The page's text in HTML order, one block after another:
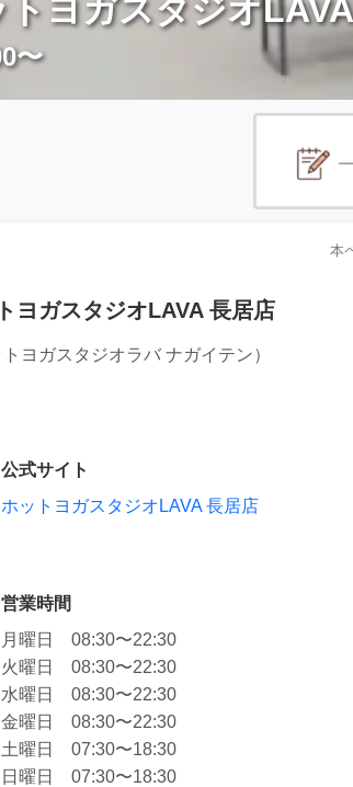
トヨガスタジオ
〜
本
ヨガスタジオLAVA 長居店
トヨガスタジオラバ ナガイテン）
公式サイト
ホットヨガスタジオLAVA 長居店
営業時間
月曜日 08:30〜22:30
火曜日 08:30〜22:30
水曜日 08:30〜22:30
金曜日 08:30〜22:30
土曜日 07:30〜18:30
日曜日 07:30〜18:30